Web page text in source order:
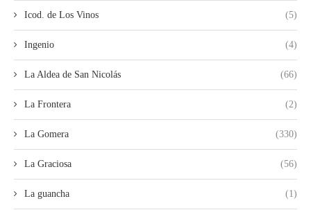
Icod. de Los Vinos (5)
Ingenio (4)
La Aldea de San Nicolás (66)
La Frontera (2)
La Gomera (330)
La Graciosa (56)
La guancha (1)